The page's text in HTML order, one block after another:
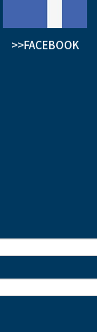
>>FACEBOOK